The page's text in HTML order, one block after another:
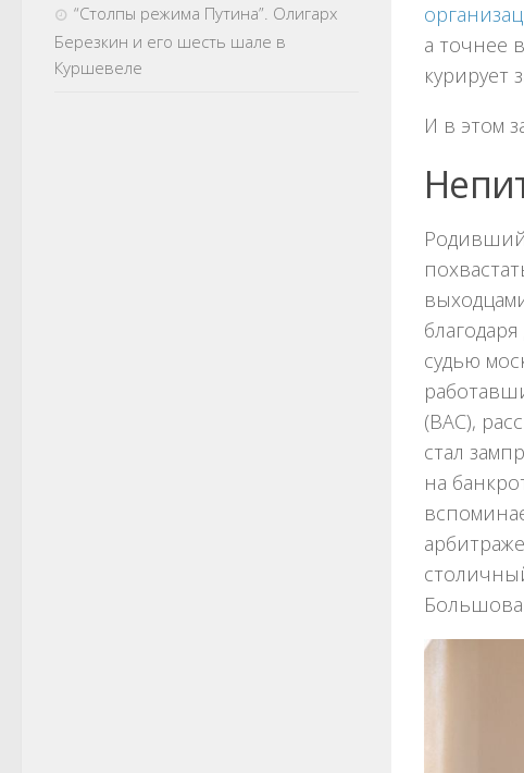
а точнее
курирует
И в этом
судью
(ВАС),
стал
на
“Столпы режима Путина”. Олигарх
Березкин и его шесть шале в
Куршевеле